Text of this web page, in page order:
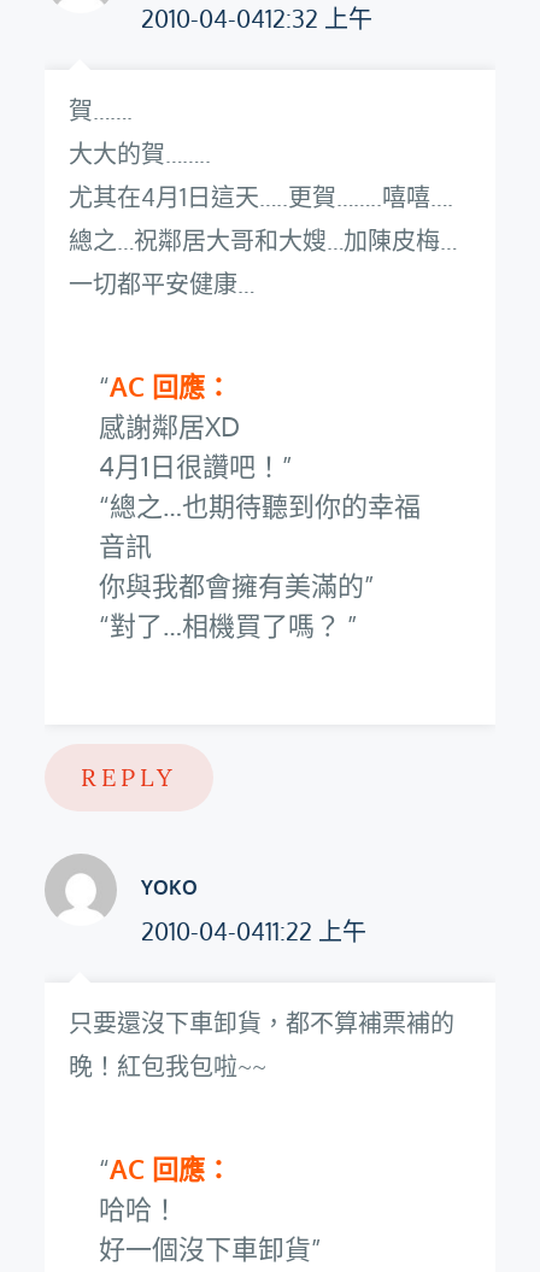
2010-04-0412:32 上午
賀…….
大大的賀……..
尤其在4月1日這天…..更賀……..嘻嘻….
總之…祝鄰居大哥和大嫂…加陳皮梅…
一切都平安健康…
AC 回應：
感謝鄰居XD
4月1日很讚吧！
總之…也期待聽到你的幸福
音訊
你與我都會擁有美滿的
對了…相機買了嗎？
REPLY
YOKO
2010-04-0411:22 上午
只要還沒下車卸貨，都不算補票補的
晚！紅包我包啦~~
AC 回應：
哈哈！
好一個沒下車卸貨